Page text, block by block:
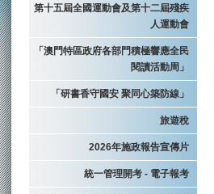
第十五屆全國運動會及第十二屆殘疾
人運動會
「澳門特區政府各部門積極響應全民
閱讀活動周」
「研書香守國安 聚同心築防線」
旅遊稅
2026年施政報告宣傳片
統一管理開考 - 電子報考